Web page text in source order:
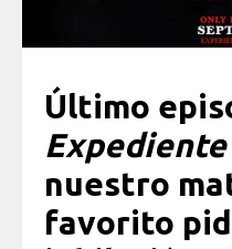
Último
nuestro
favorito